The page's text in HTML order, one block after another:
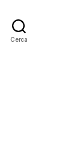
Cerca